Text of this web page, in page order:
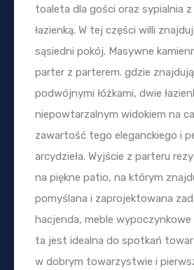
toaleta dla gości oraz sypialnia
łazienką. W tej części willi
sąsiedni pokój. Masywne
parter z parterem. gdzie
podwójnymi łóżkami, dwie
niepowtarzalnym widokiem na
zawartość tego eleganckiego i
arcydzieła. Wyjście z parteru
na piękne patio, na którym
pomyślana i zaprojektowana
hacjenda, meble wypoczynkowe
ta jest idealna do spotkań
w dobrym towarzystwie i